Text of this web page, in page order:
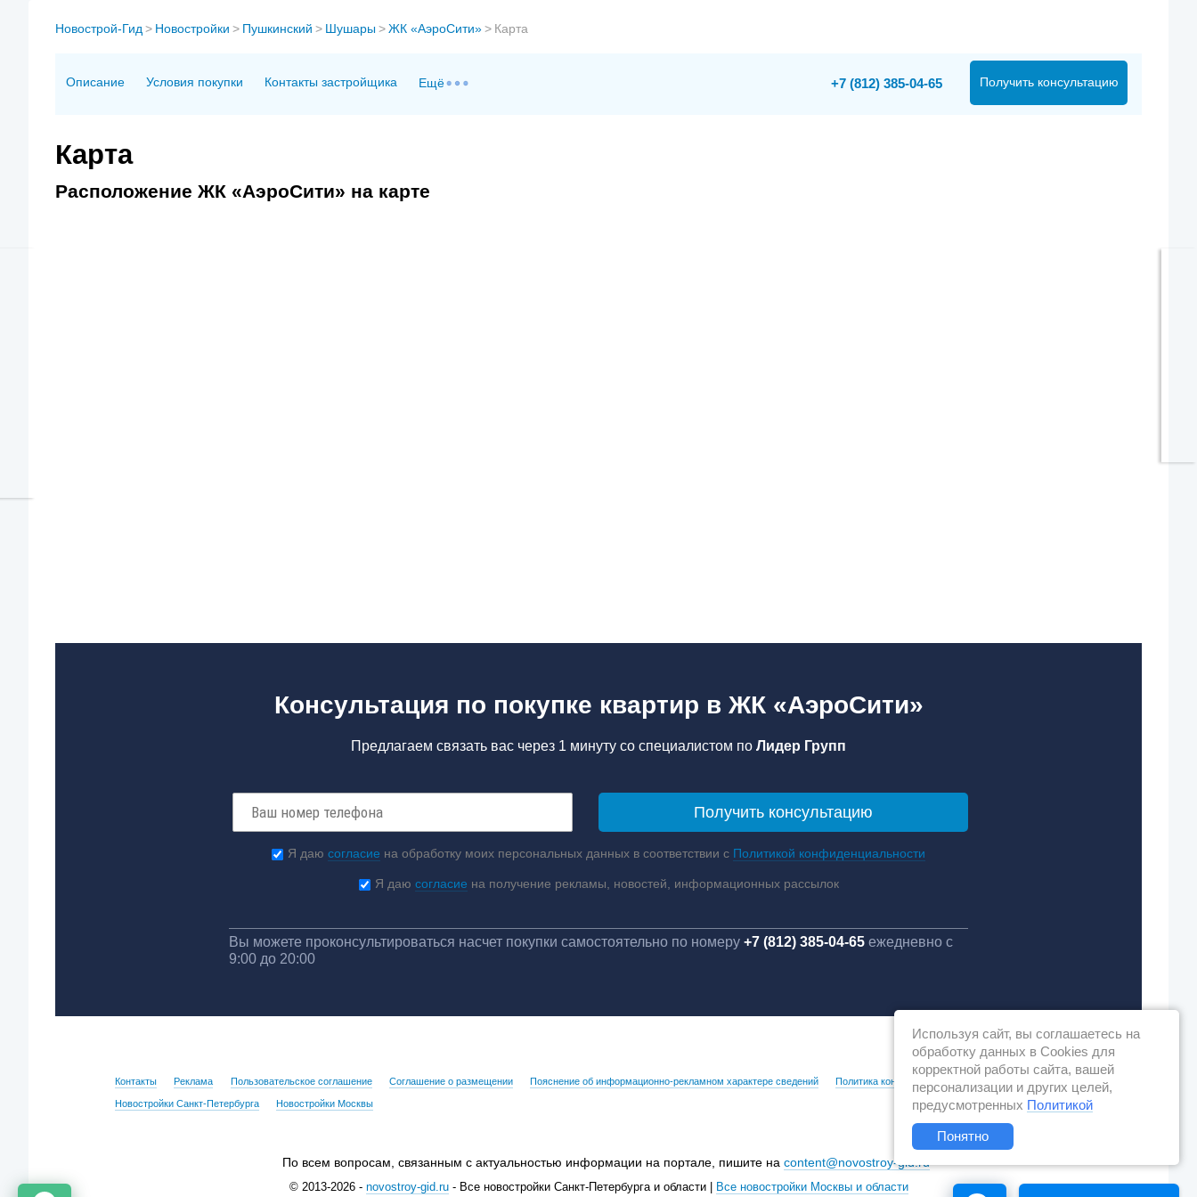
Новострой-Гид > Новостройки > Пушкинский > Шушары>ЖК «АэроСити»> Карта
Описание Условия покупки Контакты застройщика Ещё Получить консультацию
+7 (812) 385-04-65
Карта
Расположение ЖК «АэроСити» на карте
Консультация по покупке квартир в ЖК «АэроСити»
Предлагаем связать вас через 1 минуту со специалистом по Лидер Групп
Я даю согласие на обработку моих персональных данных в соответствии с Политикой конфиденциальности
Я даю согласие на получение рекламы, новостей, информационных рассылок
Вы можете проконсультироваться насчет покупки самостоятельно по номеру+7 (812) 385-04-65 ежедневно с
9:00 до 20:00
Контакты Реклама Пользовательское соглашение Соглашение о размещении Пояснение об информационно-рекламном характере сведений Политика конфиденциальности
Новостройки Санкт-Петербурга Новостройки Москвы
По всем вопросам, связанным с актуальностью информации на портале, пишите на content@novostroy-gid.ru
© 2013-2026 - novostroy-gid.ru - Все новостройки Санкт-Петербурга и области | Все новостройки Москвы и области
Используя сайт, вы соглашаетесь на
обработку данных в Cookies для
корректной работы сайта, вашей
персонализации и других целей,
предусмотренных Политикой
Понятно